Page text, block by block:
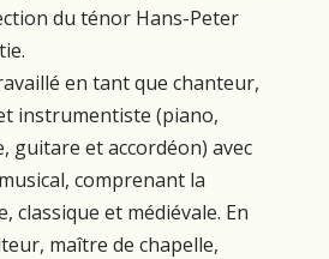
du ténor Hans-Peter
en tant que chanteur,
instrumentiste (piano,
guitare et accordéon) avec
comprenant la
classique et médiévale. En
maître de chapelle,